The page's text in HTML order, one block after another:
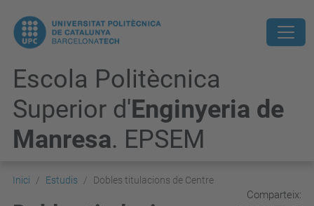
Escola Politècnica
Superior d'Enginyeria de
Manresa. EPSEM
Inici Estudis Dobles titulacions de Centre
Comparteix: